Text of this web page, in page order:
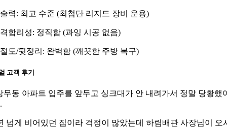
력: 최고 수준 (최첨단 리지드 장비 운용)
합리성: 정직함 (과잉 시공 없음)
도/뒷정리: 완벽함 (깨끗한 주방 복구)
고객 후기
무동 아파트 입주를 앞두고 싱크대가 안 내려가서 정말 당황했
넘게 비어있던 집이라 걱정이 많았는데 하림배관 사장님이 오